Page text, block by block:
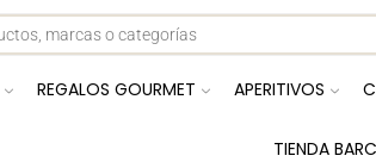
REGALOS GOURMET APERITIVOS
TIENDA